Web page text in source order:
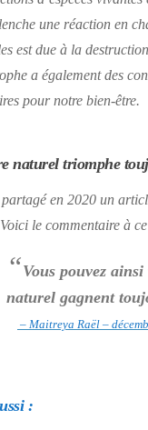
une réaction en
est due à la
a également des
pour notre bien-être.
naturel triomphe
en 2020 un
le commentaire à
“Vous pouvez
naturel gagnent
– Maitreya Raël –
: